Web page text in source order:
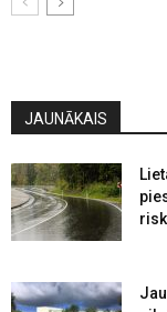
JAUNĀKAIS